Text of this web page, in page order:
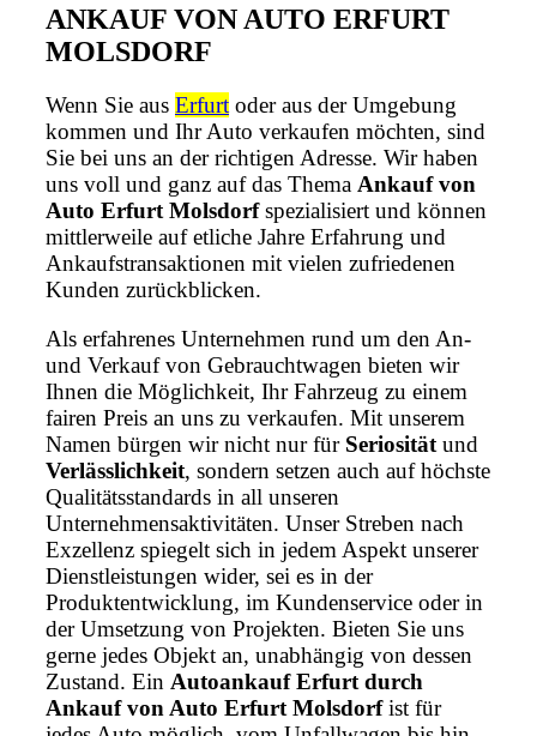
ANKAUF VON AUTO ERFURT
MOLSDORF
Wenn Sie aus Erfurt oder aus der Umgebung
kommen und Ihr Auto verkaufen möchten, sind
Sie bei uns an der richtigen Adresse. Wir haben
uns voll und ganz auf das Thema Ankauf von
Auto Erfurt Molsdorfspezialisiert und können
mittlerweile auf etliche Jahre Erfahrung und
Ankaufstransaktionen mit vielen zufriedenen
Kunden zurückblicken.
Als erfahrenes Unternehmen rund um den An-
und Verkauf von Gebrauchtwagen bieten wir
Ihnen die Möglichkeit, Ihr Fahrzeug zu einem
fairen Preis an uns zu verkaufen. Mit unserem
Namen bürgen wir nicht nur für Seriosität und
Verlässlichkeit, sondern setzen auch auf höchste
Qualitätsstandards in all unseren
Unternehmensaktivitäten. Unser Streben nach
Exzellenz spiegelt sich in jedem Aspekt unserer
Dienstleistungen wider, sei es in der
Produktentwicklung, im Kundenservice oder in
der Umsetzung von Projekten. Bieten Sie uns
gerne jedes Objekt an, unabhängig von dessen
Zustand. Ein Autoankauf Erfurt durch
Ankauf von Auto Erfurt Molsdorfist für